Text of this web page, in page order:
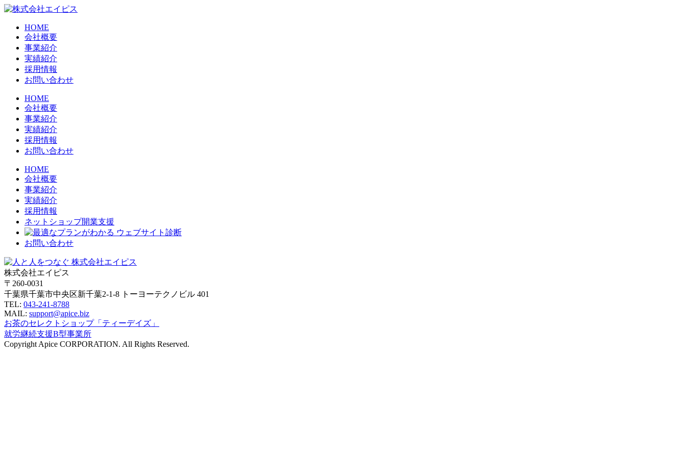
HOME
会社概要
事業紹介
実績紹介
採用情報
お問い合わせ
HOME
会社概要
事業紹介
実績紹介
採用情報
お問い合わせ
HOME
会社概要
事業紹介
実績紹介
採用情報
ネットショップ開業支援
お問い合わせ
株式会社エイピス
〒260-0031
千葉県千葉市中央区新千葉2-1-8 トーヨーテクノビル 401
TEL: 043-241-8788
MAIL: support@apice.biz
お茶のセレクトショップ「ティーデイズ」
就労継続支援B型事業所
Copyright Apice CORPORATION. All Rights Reserved.